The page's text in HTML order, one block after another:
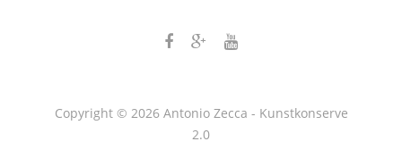
Copyright © 2026 Antonio Zecca - Kunstkonserve
2.0